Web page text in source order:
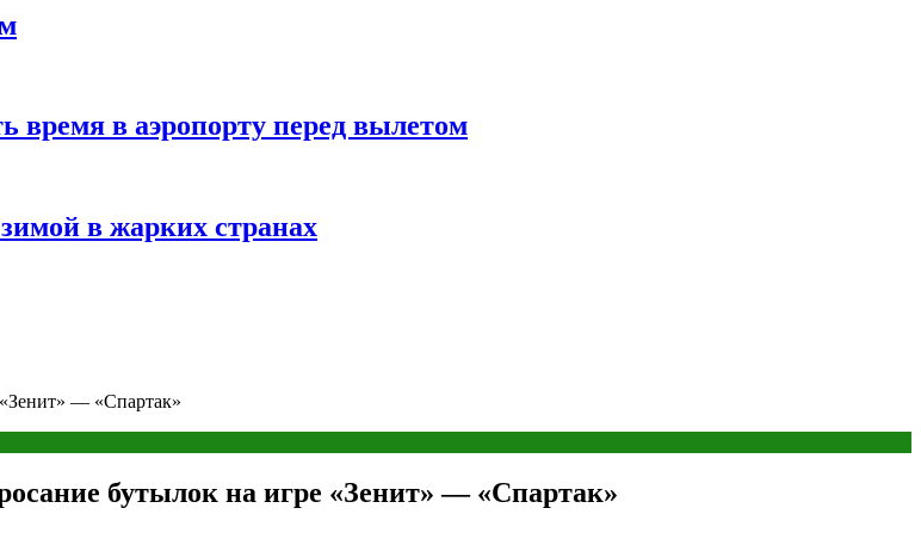
время в аэропорту перед вылетом
в жарких странах
— «Спартак»
бутылок на игре «Зенит» — «Спартак»